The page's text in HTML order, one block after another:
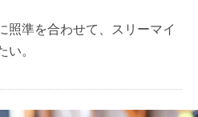
照準を合わせて、スリーマイ
い。